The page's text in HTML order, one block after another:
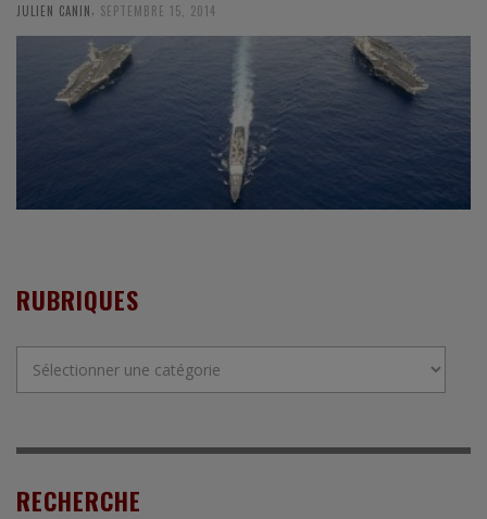
JULIEN CANIN SEPTEMBRE 15, 2014
RUBRIQUES
RECHERCHE